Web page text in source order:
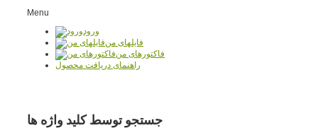
Menu
ورود
فایلهای من
فاکتورهای من
راهنمای دریافت محصول
جستجو توسط کلید واژه ها